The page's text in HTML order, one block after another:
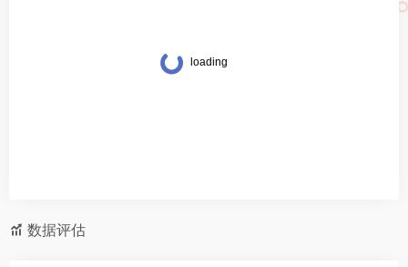
数据评估